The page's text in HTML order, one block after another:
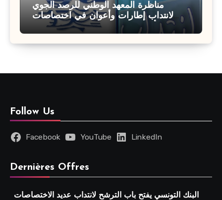
مناظرة المعهد الوطني للرصد الجوي
لانتداب إطارات وأعوان في اختصاصات
مختلفة : أخر اجل للترشح 27 جويلية 2026
Follow Us
Facebook YouTube LinkedIn
Dernières Offres
البنك التونسي يفتح باب الترشح لانتداب عديد الاختصاصات